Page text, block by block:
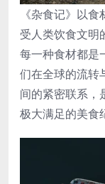
《杂食记》以
受人类饮食文明
每一种食材都是
们在全球的流转
间的紧密联系，
极大满足的美食